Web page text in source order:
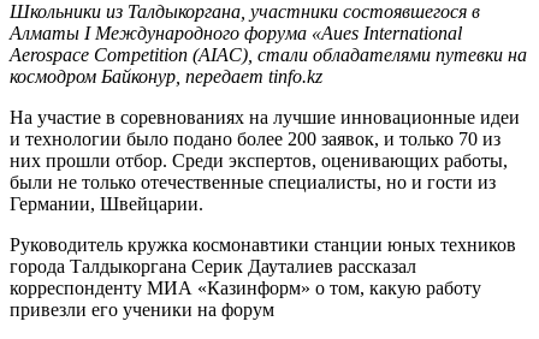
Школьники из Талдыкоргана, участники состоявшегося в
Алматы I Международного форума «Aues International
Aerospace Competition (AIAC), стали обладателями путевки на
космодром Байконур, передает tinfo.kz
На участие в соревнованиях на лучшие инновационные идеи
и технологии было подано более 200 заявок, и только 70 из
них прошли отбор. Среди экспертов, оценивающих работы,
были не только отечественные специалисты, но и гости из
Германии, Швейцарии.
Руководитель кружка космонавтики станции юных техников
города Талдыкоргана Серик Дауталиев рассказал
корреспонденту МИА «Казинформ» о том, какую работу
привезли его ученики на форум